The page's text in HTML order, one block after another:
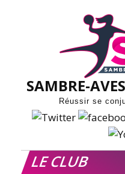
SAMBRE-
Réussir se
LE CLUB